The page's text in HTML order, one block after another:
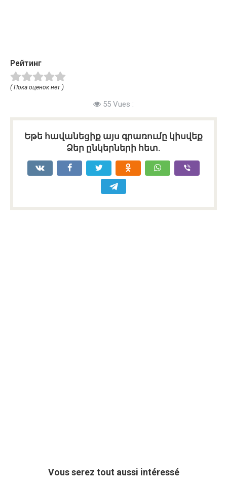
Рейтинг
( Пока оценок нет )
55 Vues :
Եթե հավանեցիք այս գրառումը կիսվեք
Ձեր ընկերների հետ.
Vous serez tout aussi intéressé